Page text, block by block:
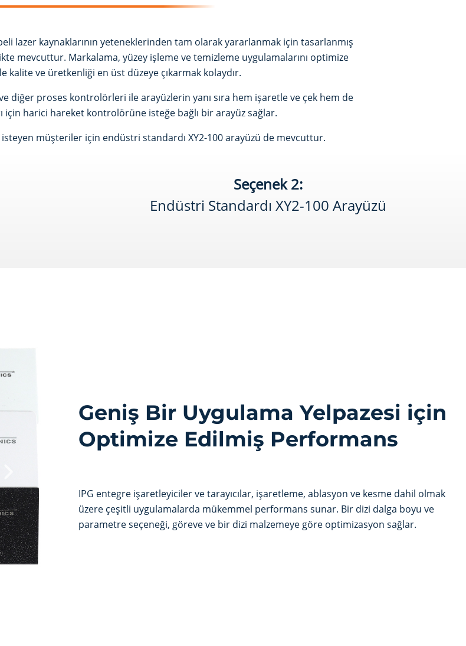
lazer kaynaklarının yeteneklerinden tam olarak yararlanmak için tasarlanmış
mevcuttur. Markalama, yüzey işleme ve temizleme uygulamalarını optimize
kalite ve üretkenliği en üst düzeye çıkarmak kolaydır.
diğer proses kontrolörleri ile arayüzlerin yanı sıra hem işaretle ve çek hem de
için harici hareket kontrolörüne isteğe bağlı bir arayüz sağlar.
isteyen müşteriler için endüstri standardı XY2-100 arayüzü de mevcuttur.
Seçenek 2:
Endüstri Standardı XY2-100 Arayüzü
Geniş Bir Uygulama Yelpazesi için
Optimize Edilmiş Performans
IPG entegre işaretleyiciler ve tarayıcılar, işaretleme, ablasyon ve kesme dahil olmak
üzere çeşitli uygulamalarda mükemmel performans sunar. Bir dizi dalga boyu ve
parametre seçeneği, göreve ve bir dizi malzemeye göre optimizasyon sağlar.